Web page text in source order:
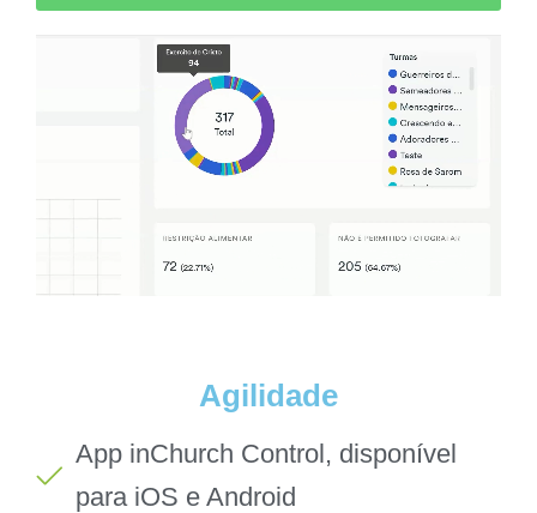
Agilidade
App inChurch Control, disponível
para iOS e Android